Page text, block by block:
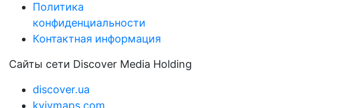
Политика
конфиденциальности
Контактная информация
Сайты сети Discover Media Holding
discover.ua
kyivmaps.com